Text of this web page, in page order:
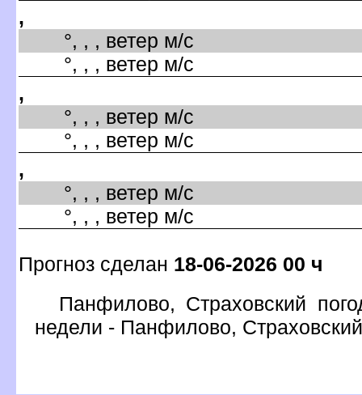
,
°, , , ветер м/с
°, , , ветер м/с
,
°, , , ветер м/с
°, , , ветер м/с
,
°, , , ветер м/с
°, , , ветер м/с
Прогноз сделан 18-06-2026 00 ч
Панфилово, Страховский
недели - Панфилово, Страховский